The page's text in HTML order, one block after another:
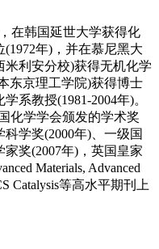
在韩国延世大学获得化
年)，并在慕尼黑大
米利安分校)获得无机化学
东京理工学院)获得博士
系教授(1981-2004年)。
化学学会颁发的学术奖
学奖(2000年)、一级国
奖(2007年)，英国皇家
Materials, Advanced
Catalysis等高水平期刊上